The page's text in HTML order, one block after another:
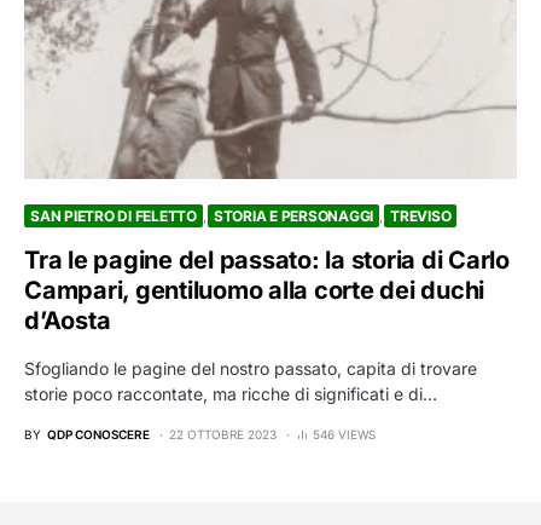
SAN PIETRO DI FELETTO STORIA E PERSONAGGI TREVISO
Tra le pagine del passato: la storia di Carlo
Campari, gentiluomo alla corte dei duchi
d’Aosta
Sfogliando le pagine del nostro passato, capita di trovare
storie poco raccontate, ma ricche di significati e di…
BY QDP CONOSCERE 22 OTTOBRE 2023 546 VIEWS